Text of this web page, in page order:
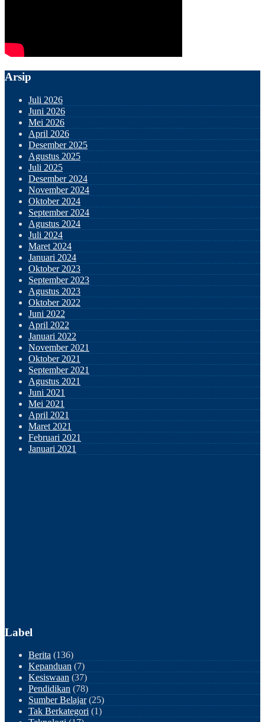
Arsip
Juli 2026
Juni 2026
Mei 2026
April 2026
Desember 2025
Agustus 2025
Juli 2025
Desember 2024
November 2024
Oktober 2024
September 2024
Agustus 2024
Juli 2024
Maret 2024
Januari 2024
Oktober 2023
September 2023
Agustus 2023
Oktober 2022
Juni 2022
April 2022
Januari 2022
November 2021
Oktober 2021
September 2021
Agustus 2021
Juni 2021
Mei 2021
April 2021
Maret 2021
Februari 2021
Januari 2021
Label
Berita (136)
Kepanduan (7)
Kesiswaan (37)
Pendidikan (78)
Sumber Belajar(25)
Tak Berkategori (1)